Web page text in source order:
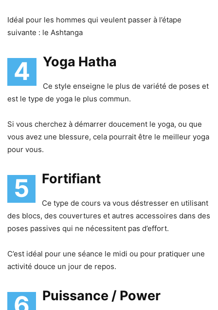
Idéal pour les hommes qui veulent passer à l’étape
suivante : le Ashtanga
4 Yoga Hatha
Ce style enseigne le plus de variété de poses et
est le type de yoga le plus commun.
Si vous cherchez à démarrer doucement le yoga, ou que
vous avez une blessure, cela pourrait être le meilleur yoga
pour vous.
5 Fortifiant
Ce type de cours va vous déstresser en utilisant
des blocs, des couvertures et autres accessoires dans des
poses passives qui ne nécessitent pas d’effort.
C’est idéal pour une séance le midi ou pour pratiquer une
activité douce un jour de repos.
Puissance / Power